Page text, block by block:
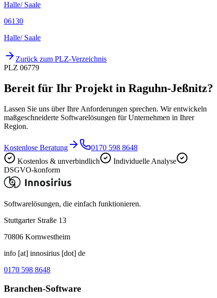
Halle/ Saale
06130
Halle/ Saale
Zurück zum PLZ-Verzeichnis
PLZ 06779
Bereit für Ihr Projekt in Raguhn-Jeßnitz?
Lassen Sie uns über Ihre Anforderungen sprechen. Wir entwickeln
maßgeschneiderte Softwarelösungen für Unternehmen in Ihrer
Region.
Kostenlose Beratung
0170 598 8648
Kostenlos & unverbindlich
Individuelle Analyse
DSGVO-konform
Softwarelösungen, die einfach funktionieren.
Stuttgarter Straße 13
70806 Kornwestheim
info [at] innosirius [dot] de
0170 598 8648
Branchen-Software